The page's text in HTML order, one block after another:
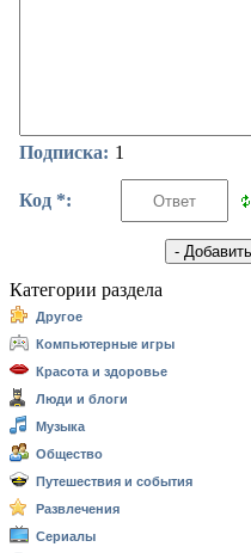
Подписка: 1
Код *:
Категории раздела
Другое
Компьютерные игры
Красота и здоровье
Люди и блоги
Музыка
Общество
Путешествия и события
Развлечения
Сериалы